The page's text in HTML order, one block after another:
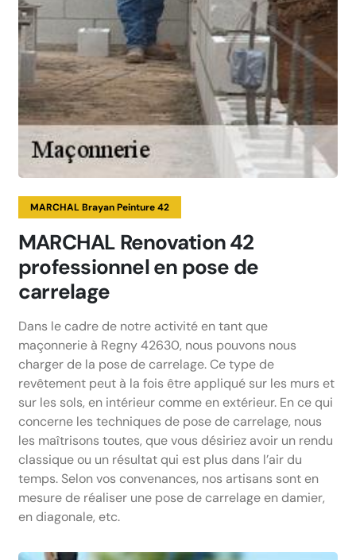
MARCHAL Brayan Peinture 42
MARCHAL Renovation 42
professionnel en pose de
carrelage
Dans le cadre de notre activité en tant que
maçonnerie à Regny 42630, nous pouvons nous
charger de la pose de carrelage. Ce type de
revêtement peut à la fois être appliqué sur les murs et
sur les sols, en intérieur comme en extérieur. En ce qui
concerne les techniques de pose de carrelage, nous
les maîtrisons toutes, que vous désiriez avoir un rendu
classique ou un résultat qui est plus dans l’air du
temps. Selon vos convenances, nos artisans sont en
mesure de réaliser une pose de carrelage en damier,
en diagonale, etc.